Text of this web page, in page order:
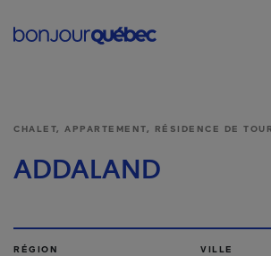
Main
CHALET, APPARTEMENT, RÉSIDENCE DE
ADDALAND
RÉGION VILLE